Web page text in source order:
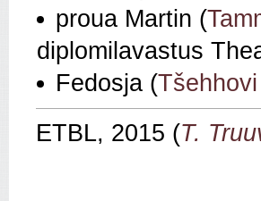
proua Martin (
diplomilavastus
Fedosja (Tšehhovi
ETBL, 2015 (T.